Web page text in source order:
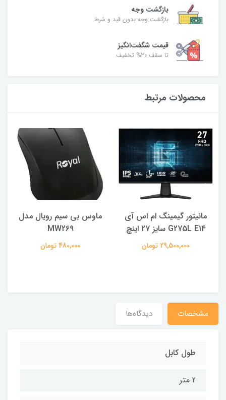
بازگشت وجه
بازگشت وجه بدون قید و شرط
قیمت شگفت‌انگیز
تا سقف 30% تخفیف
محصولات مرتبط
مانیتور گیمینگ ام اس آی
G275L E14 سایز 27 اینچ
29,500,000 تومان
ماوس بی سیم رویال مدل
MW269
480,000 تومان
مشخصات دیدگاه‌ها
طول کابل
2 متر